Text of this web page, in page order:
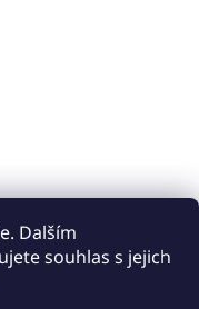
Dalším
souhlas s jejich